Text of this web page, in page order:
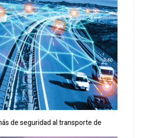
de seguridad al transporte de